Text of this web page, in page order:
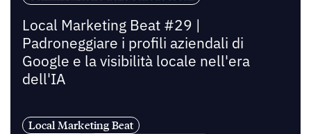
Local Marketing Beat #29 |
Padroneggiare i profili aziendali di
Google e la visibilità locale nell'era
dell'IA
Local Marketing Beat